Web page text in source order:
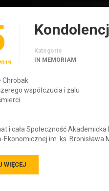
Kategorie
IN MEMORIAM
Chrobak
współczucia i żalu
i cała Społeczność
Ekonomicznej im. ks. Bronisława
WIĘCEJ